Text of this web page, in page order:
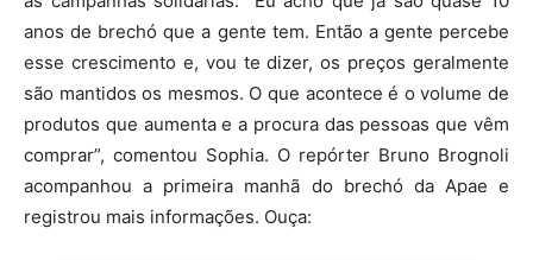
anos de brechó que a gente tem. Então a gente percebe
esse crescimento e, vou te dizer, os preços geralmente
são mantidos os mesmos. O que acontece é o volume de
produtos que aumenta e a procura das pessoas que vêm
comprar”, comentou Sophia. O repórter Bruno Brognoli
acompanhou a primeira manhã do brechó da Apae e
registrou mais informações. Ouça: